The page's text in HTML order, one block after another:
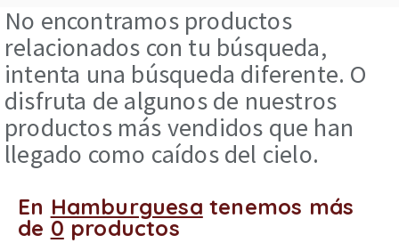
No encontramos productos
relacionados con tu búsqueda,
intenta una búsqueda diferente. O
disfruta de algunos de nuestros
productos más vendidos que han
llegado como caídos del cielo.
En Hamburguesa tenemos más
de 0 productos